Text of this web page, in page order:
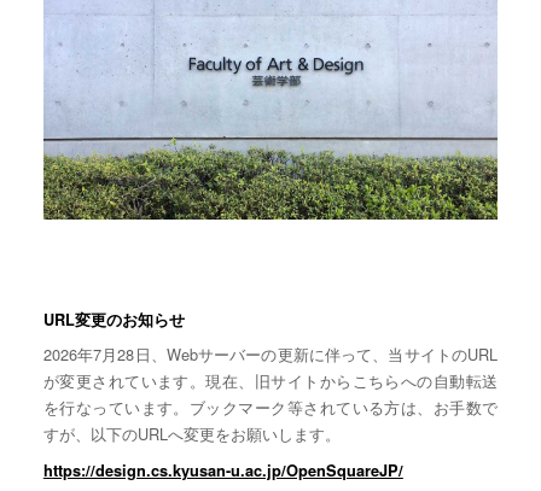
URL変更のお知らせ
2026年7月28日、Webサーバーの更新に伴って、当サイトのURL
が変更されています。現在、旧サイトからこちらへの自動転送
を行なっています。ブックマーク等されている方は、お手数で
すが、以下のURLへ変更をお願いします。
https://design.cs.kyusan-u.ac.jp/OpenSquareJP/